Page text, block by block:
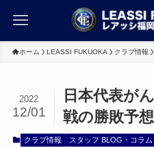
ホーム LEASSI FUKUOKA クラブ情報
日本代表が
戦の勝敗予
2022
12/01
クラブ情報 スタッフ BLOG・コラム